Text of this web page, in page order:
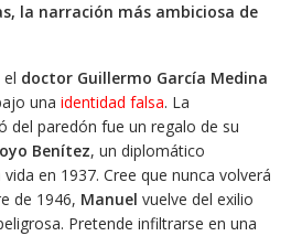
la narración más ambiciosa de
el doctor Guillermo García Medina
una identidad falsa. La
del paredón fue un regalo de su
Benítez, un diplomático
en 1937. Cree que nunca volverá
de 1946, Manuel vuelve del exilio
Pretende infiltrarse en una